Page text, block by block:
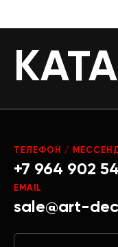
ТЕЛЕФОН /
+7 964 902
EMAIL
sale@art-